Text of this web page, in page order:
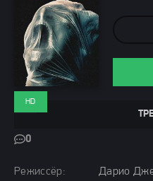
Режиссёр:
Дарио
0
HD